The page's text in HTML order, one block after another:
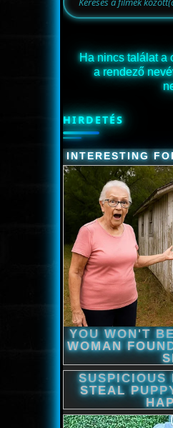
Ha nincs találat a
a rendező
HIRDETÉS